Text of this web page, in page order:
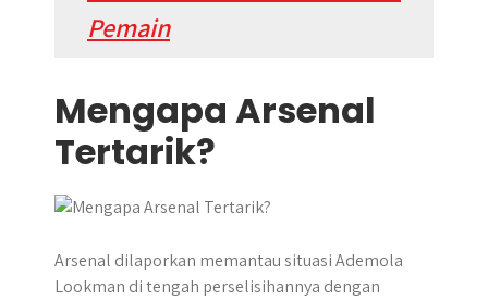
Pemain
Mengapa Arsenal
Tertarik?
Arsenal dilaporkan memantau situasi Ademola
Lookman di tengah perselisihannya dengan